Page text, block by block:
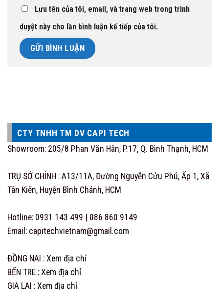
Lưu tên của tôi, email, và trang web trong trình
duyệt này cho lần bình luận kế tiếp của tôi.
CTY TNHH TM DV CAPI TECH
Showroom: 205/8 Phan Văn Hân, P.17, Q. Bình Thạnh, HCM
TRỤ SỞ CHÍNH : A13/11A, Đường Nguyễn Cửu Phú, Ấp 1, Xã
Tân Kiên, Huyện Bình Chánh, HCM
Hotline: 0931 143 499 | 086 860 9149
Email: capitechvietnam@gmail.com
ĐỒNG NAI : Xem địa chỉ
BẾN TRE : Xem địa chỉ
GIA LAI : Xem địa chỉ